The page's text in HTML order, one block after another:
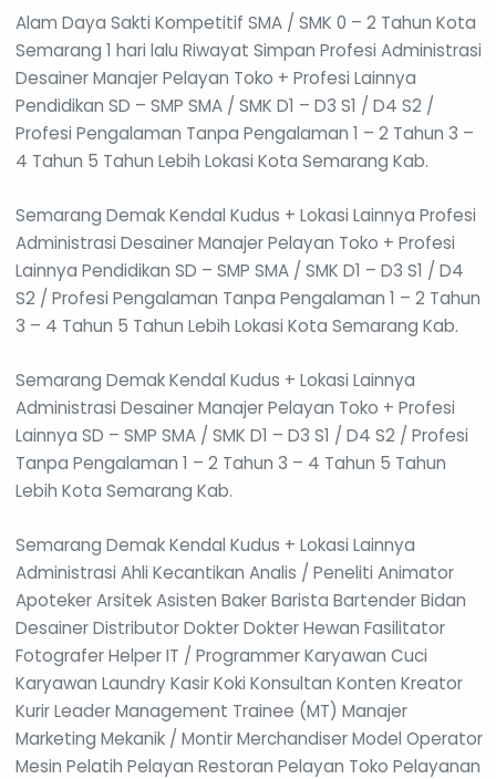
Alam Daya Sakti Kompetitif SMA / SMK 0 – 2 Tahun Kota
Semarang 1 hari lalu Riwayat Simpan Profesi Administrasi
Desainer Manajer Pelayan Toko + Profesi Lainnya
Pendidikan SD – SMP SMA / SMK D1 – D3 S1 / D4 S2 /
Profesi Pengalaman Tanpa Pengalaman 1 – 2 Tahun 3 –
4 Tahun 5 Tahun Lebih Lokasi Kota Semarang Kab.
Semarang Demak Kendal Kudus + Lokasi Lainnya Profesi
Administrasi Desainer Manajer Pelayan Toko + Profesi
Lainnya Pendidikan SD – SMP SMA / SMK D1 – D3 S1 / D4
S2 / Profesi Pengalaman Tanpa Pengalaman 1 – 2 Tahun
3 – 4 Tahun 5 Tahun Lebih Lokasi Kota Semarang Kab.
Semarang Demak Kendal Kudus + Lokasi Lainnya
Administrasi Desainer Manajer Pelayan Toko + Profesi
Lainnya SD – SMP SMA / SMK D1 – D3 S1 / D4 S2 / Profesi
Tanpa Pengalaman 1 – 2 Tahun 3 – 4 Tahun 5 Tahun
Lebih Kota Semarang Kab.
Semarang Demak Kendal Kudus + Lokasi Lainnya
Administrasi Ahli Kecantikan Analis / Peneliti Animator
Apoteker Arsitek Asisten Baker Barista Bartender Bidan
Desainer Distributor Dokter Dokter Hewan Fasilitator
Fotografer Helper IT / Programmer Karyawan Cuci
Karyawan Laundry Kasir Koki Konsultan Konten Kreator
Kurir Leader Management Trainee (MT) Manajer
Marketing Mekanik / Montir Merchandiser Model Operator
Mesin Pelatih Pelayan Restoran Pelayan Toko Pelayanan